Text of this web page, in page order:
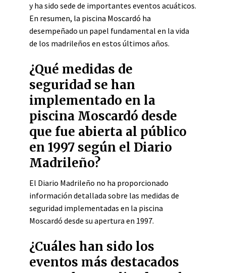
y ha sido sede de importantes eventos acuáticos.
En resumen, la piscina Moscardó ha
desempeñado un papel fundamental en la vida
de los madrileños en estos últimos años.
¿Qué medidas de
seguridad se han
implementado en la
piscina Moscardó desde
que fue abierta al público
en 1997 según el Diario
Madrileño?
El Diario Madrileño no ha proporcionado
información detallada sobre las medidas de
seguridad implementadas en la piscina
Moscardó desde su apertura en 1997.
¿Cuáles han sido los
eventos más destacados